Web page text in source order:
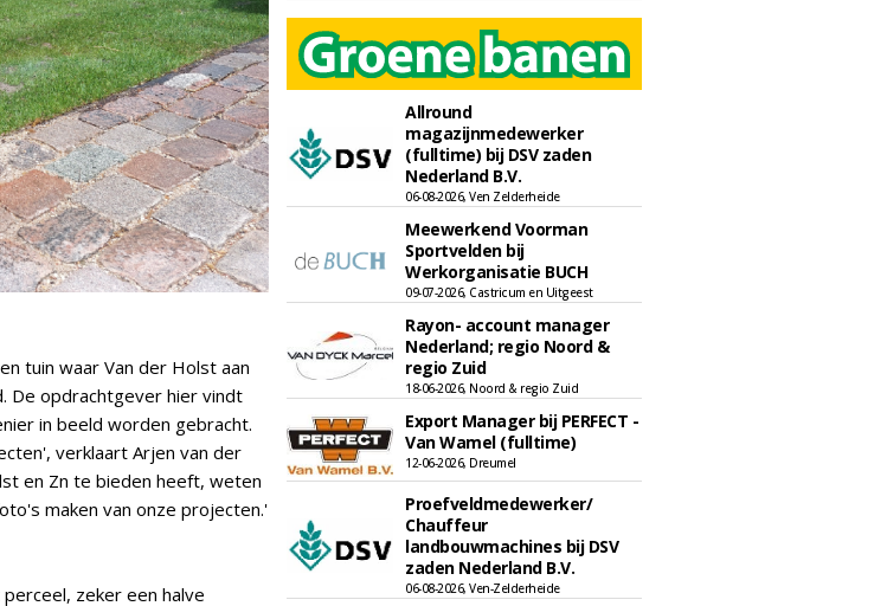
tuin waar Van der Holst aan
De opdrachtgever hier vindt
in beeld worden gebracht.
verklaart Arjen van der
en Zn te bieden heeft, weten
maken van onze projecten.'
zeker een halve
Allround
magazijnmedewerker
(fulltime) bij DSV zaden
Nederland B.V.
06-08-2026, Ven Zelderheide
Meewerkend Voorman
Sportvelden bij
Werkorganisatie BUCH
09-07-2026, Castricum en Uitgeest
Rayon- account manager
Nederland; regio Noord &
regio Zuid
18-06-2026, Noord & regio Zuid
Export Manager bij PERFECT -
Van Wamel (fulltime)
12-06-2026, Dreumel
Proefveldmedewerker/
Chauffeur
landbouwmachines bij DSV
zaden Nederland B.V.
06-08-2026, Ven-Zelderheide